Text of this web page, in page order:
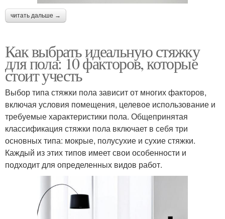
читать дальше →
Как выбрать идеальную стяжку
для пола: 10 факторов, которые
стоит учесть
Выбор типа стяжки пола зависит от многих факторов,
включая условия помещения, целевое использование и
требуемые характеристики пола. Общепринятая
классификация стяжки пола включает в себя три
основных типа: мокрые, полусухие и сухие стяжки.
Каждый из этих типов имеет свои особенности и
подходит для определенных видов работ.